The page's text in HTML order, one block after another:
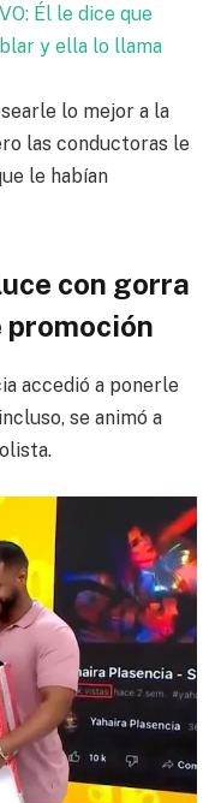
Él le dice que
y ella lo llama
lo mejor a la
las conductoras le
le habían
con gorra
promoción
accedió a ponerle
se animó a